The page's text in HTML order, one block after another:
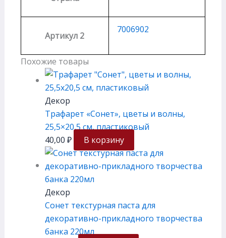
Артикул 2
7006902
Похожие товары
Декор
Трафарет «Сонет», цветы и волны,
25,5×20,5 см, плаcтиковый
40,00 ₽ В корзину
Декор
Сонет текстурная паста для
декоративно-прикладного творчества
банка 220мл